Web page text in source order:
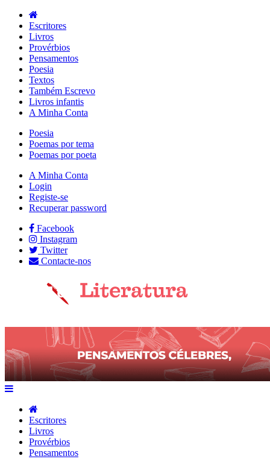
Escritores
Livros
Provérbios
Pensamentos
Poesia
Textos
Também Escrevo
Livros infantis
A Minha Conta
Poesia
Poemas por tema
Poemas por poeta
A Minha Conta
Login
Registe-se
Recuperar password
Facebook
Instagram
Twitter
Contacte-nos
Escritores
Livros
Provérbios
Pensamentos